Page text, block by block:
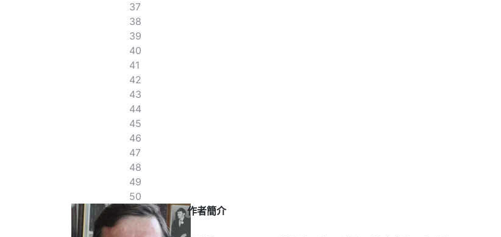
37
38
39
40
41
42
43
44
45
46
47
48
49
50
作者簡介